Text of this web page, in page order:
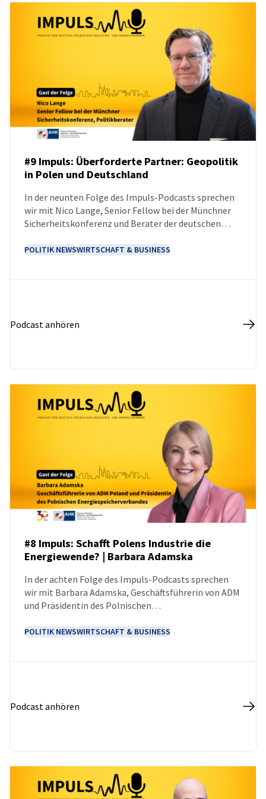
#9 Impuls: Überforderte Partner: Geopolitik
in Polen und Deutschland
In der neunten Folge des Impuls-Podcasts sprechen
wir mit Nico Lange, Senior Fellow bei der Münchner
Sicherheitskonferenz und Berater der deutschen
POLITIK NEWSWIRTSCHAFT & BUSINESS
Podcast anhören
#8 Impuls: Schafft Polens Industrie die
Energiewende? | Barbara Adamska
In der achten Folge des Impuls-Podcasts sprechen
wir mit Barbara Adamska, Geschäftsführerin von ADM
und Präsidentin des Polnischen
POLITIK NEWSWIRTSCHAFT & BUSINESS
Podcast anhören